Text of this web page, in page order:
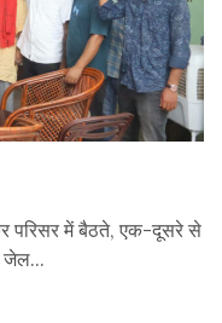
परिसर में बैठते, एक-दूसरे से
जेल...